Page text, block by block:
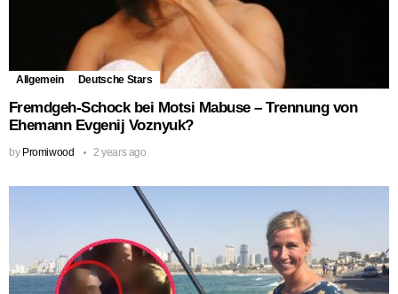
Allgemein Deutsche Stars
Fremdgeh-Schock bei Motsi Mabuse – Trennung von
Ehemann Evgenij Voznyuk?
by Promiwood 2 years ago